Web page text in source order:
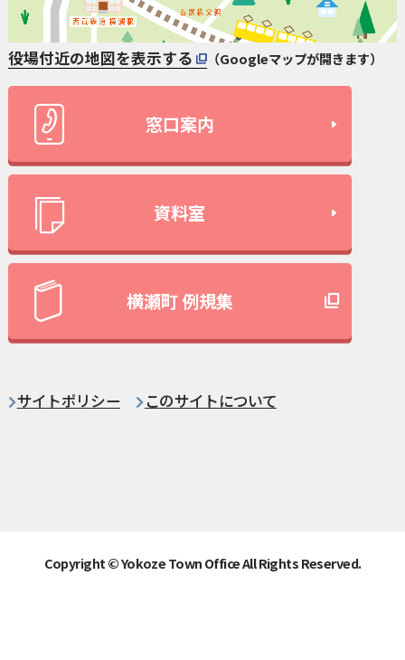
役場付近の地図を表示する （Googleマップが開きます）
窓口案内
資料室
横瀬町 例規集
サイトポリシー このサイトについて
Copyright © Yokoze Town Office All Rights Reserved.